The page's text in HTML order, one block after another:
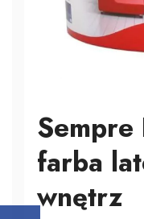
Sempre
farba
wnętrz